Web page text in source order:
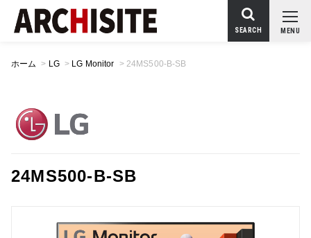
MENU
SEARCH
ホーム > LG > LG Monitor > 24MS500-B-SB
24MS500-B-SB